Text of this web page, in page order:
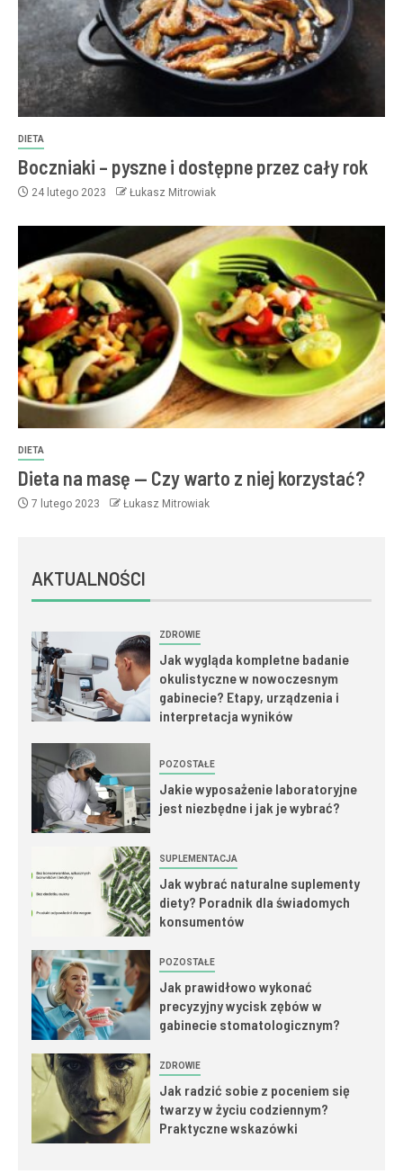
DIETA
Boczniaki – pyszne i dostępne przez cały rok
24 lutego 2023 Łukasz Mitrowiak
DIETA
Dieta na masę — Czy warto z niej korzystać?
7 lutego 2023 Łukasz Mitrowiak
AKTUALNOŚCI
ZDROWIE
Jak wygląda kompletne badanie
okulistyczne w nowoczesnym
gabinecie? Etapy, urządzenia i
interpretacja wyników
POZOSTAŁE
Jakie wyposażenie laboratoryjne
jest niezbędne i jak je wybrać?
SUPLEMENTACJA
Jak wybrać naturalne suplementy
diety? Poradnik dla świadomych
konsumentów
POZOSTAŁE
Jak prawidłowo wykonać
precyzyjny wycisk zębów w
gabinecie stomatologicznym?
ZDROWIE
Jak radzić sobie z poceniem się
twarzy w życiu codziennym?
Praktyczne wskazówki